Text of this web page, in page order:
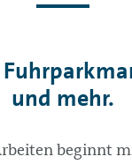
und mehr.
beginnt